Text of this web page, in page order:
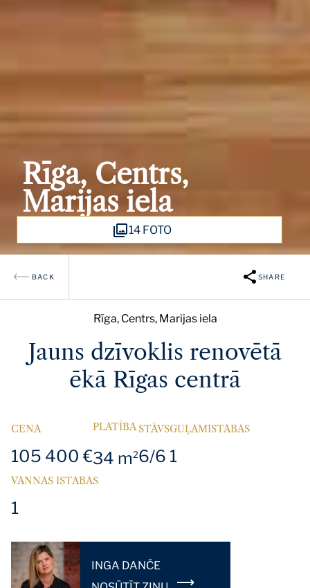
Rīga, Centrs,
Marijas iela
14 FOTO
BACK SHARE
Rīga, Centrs, Marijas iela
Jauns dzīvoklis renovētā
ēkā Rīgas centrā
CENA
105 400 €
PLATĪBA
34 m2
STĀVS
6/6
GUĻAMISTABAS
1
VANNAS ISTABAS
1
INGA DANČE